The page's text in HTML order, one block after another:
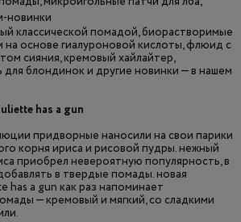
классической помадой, биорастворимые
на основе гиалуроновой кислоты, флюид с
сияния, кремовый хайлайтер,
блондинок и другие новинки — в нашем
has a gun
придворные наносили на свои парики
корня ириса и рисовой пудры. нежный
приобрел невероятную популярность, в
в твердые помады. новая
a gun как раз напоминает
— кремовый и мягкий, со сладкими